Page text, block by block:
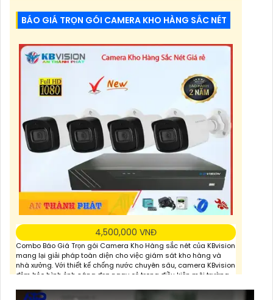
chất lượng, cho phép người dùng giám sát toàn bộ hoạt
BÁO GIÁ TRỌN GÓI CAMERA KHO HÀNG SẮC NÉT
4,500,000 VNĐ
Combo Báo Giá Trọn gói Camera Kho Hàng sắc nét của KBvision
mang lại giải pháp toàn diện cho việc giám sát kho hàng và
nhà xưởng. Với thiết kế chống nước chuyên sâu, camera KBvision
đảm bảo hình ảnh sáng đẹp ngay cả trong điều kiện môi trường